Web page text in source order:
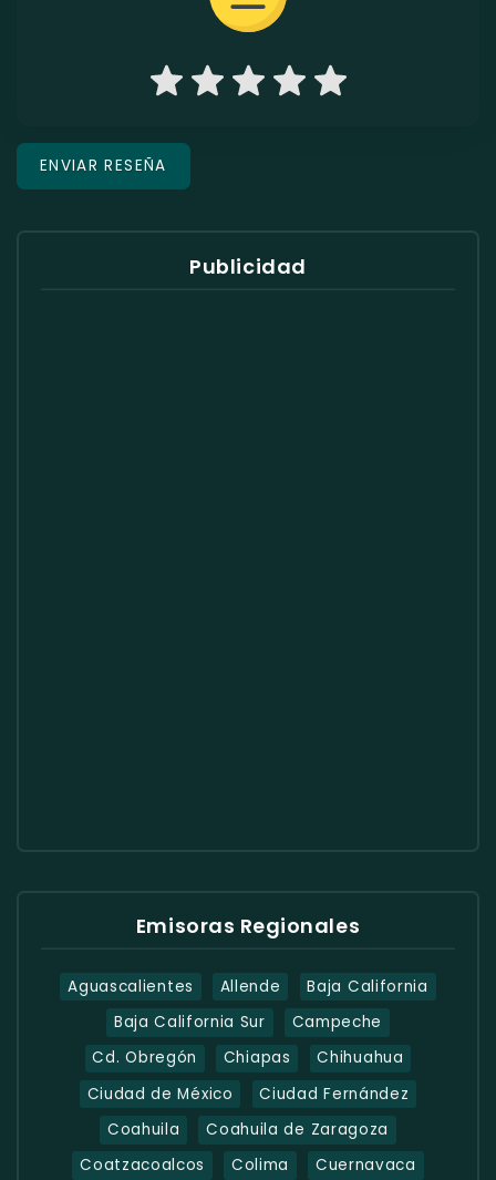
Publicidad
Emisoras Regionales
Aguascalientes Allende
Baja California
Baja California Sur
Campeche
Cd. Obregón
Chiapas
Chihuahua
Ciudad de México
Ciudad Fernández
Coahuila
Coahuila de Zaragoza
Coatzacoalcos
Colima Cuernavaca